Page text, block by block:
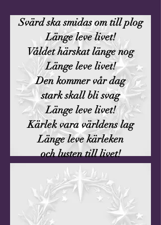
Svärd ska smidas om till plog
Länge leve livet!
Våldet härskat länge nog
Länge leve livet!
Den kommer vår dag
stark skall bli svag
Länge leve livet!
Kärlek vara världens lag
Länge leve kärleken
och lusten till livet!